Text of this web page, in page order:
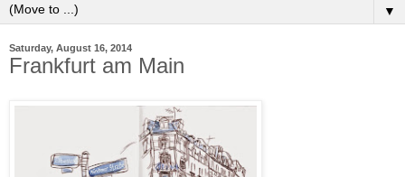
▼
Saturday, August 16, 2014
Frankfurt am Main